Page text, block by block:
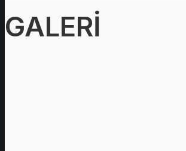
GALERİ